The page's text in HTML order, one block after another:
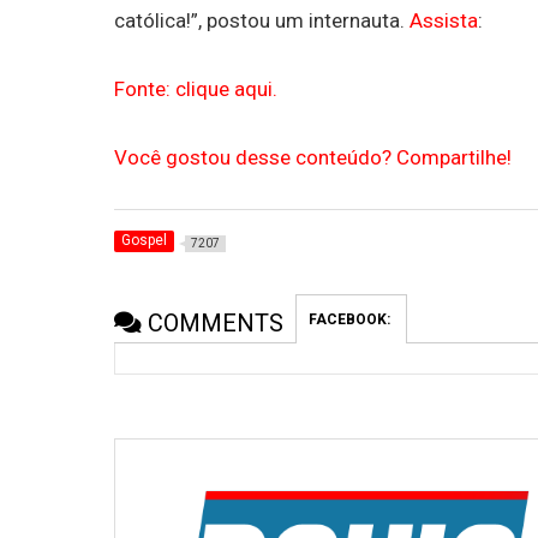
católica!”, postou um internauta.Assista:
Fonte: clique aqui.
Você gostou desse conteúdo? Compartilhe!
Gospel 7207
COMMENTS FACEBOOK: